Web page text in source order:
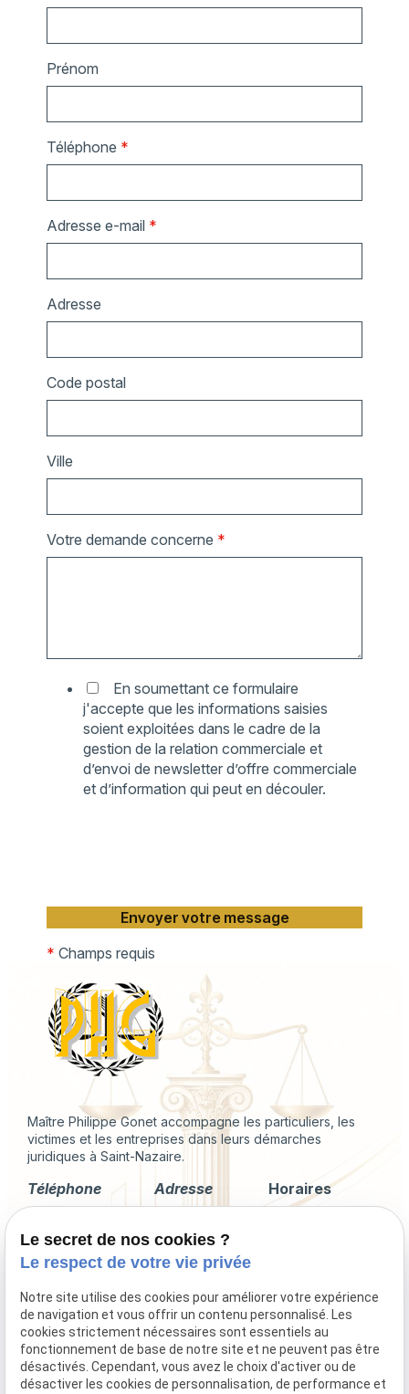
Prénom
Téléphone *
Adresse e-mail *
Adresse
Code postal
Ville
Votre demande concerne *
En soumettant ce formulaire
j'accepte que les informations saisies
soient exploitées dans le cadre de la
gestion de la relation commerciale et
d’envoi de newsletter d’offre commerciale
et d’information qui peut en découler.
* Champs requis
Maître Philippe Gonet accompagne les particuliers, les
victimes et les entreprises dans leurs démarches
juridiques à Saint-Nazaire.
Téléphone
Adresse
Corps de
Garde
44600 Saint-
Nazaire
Horaires
Droit immobilier
Le secret de nos cookies ?
Le respect de votre vie privée
Notre site utilise des cookies pour améliorer votre expérience
de navigation et vous offrir un contenu personnalisé. Les
cookies strictement nécessaires sont essentiels au
fonctionnement de base de notre site et ne peuvent pas être
désactivés. Cependant, vous avez le choix d'activer ou de
désactiver les cookies de personnalisation, de performance et